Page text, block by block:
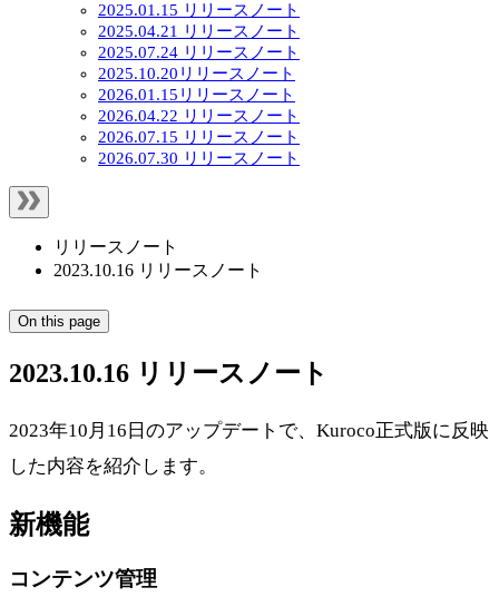
2025.01.15 リリースノート
2025.04.21 リリースノート
2025.07.24 リリースノート
2025.10.20リリースノート
2026.01.15リリースノート
2026.04.22 リリースノート
2026.07.15 リリースノート
2026.07.30 リリースノート
リリースノート
2023.10.16 リリースノート
On this page
2023.10.16 リリースノート
2023年10月16日のアップデートで、Kuroco正式版に反映
した内容を紹介します。
新機能
コンテンツ管理